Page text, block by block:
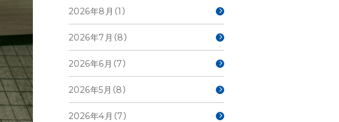
2026年8月（1）
2026年7月（8）
2026年6月（7）
2026年5月（8）
2026年4月（7）